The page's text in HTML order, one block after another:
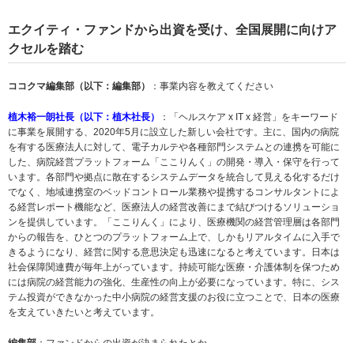
エクイティ・ファンドから出資を受け、全国展開に向けア
クセルを踏む
ココクマ編集部（以下：編集部） ：事業内容を教えてください
植木裕一朗社長（以下：植木社長）
：「ヘルスケア x IT x 経営」をキーワード
に事業を展開する、2020年5月に設立した新しい会社です。主に、国内の病院
を有する医療法人に対して、電子カルテや各種部門システムとの連携を可能に
した、病院経営プラットフォーム「ここりんく」の開発・導入・保守を行って
います。各部門や拠点に散在するシステムデータを統合して見える化するだけ
でなく、地域連携室のベッドコントロール業務や提携するコンサルタントによ
る経営レポート機能など、医療法人の経営改善にまで結びつけるソリューショ
ンを提供しています。「ここりんく」により、医療機関の経営管理層は各部門
からの報告を、ひとつのプラットフォーム上で、しかもリアルタイムに入手で
きるようになり、経営に関する意思決定も迅速になると考えています。日本は
社会保障関連費が毎年上がっています。持続可能な医療・介護体制を保つため
には病院の経営能力の強化、生産性の向上が必要になっています。特に、シス
テム投資ができなかった中小病院の経営支援のお役に立つことで、日本の医療
を支えていきたいと考えています。